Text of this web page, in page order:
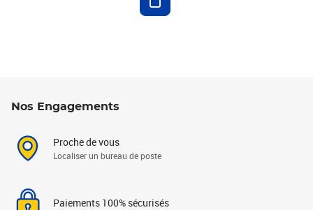
Nos Engagements
Proche de vous
Localiser un bureau de poste
Paiements 100% sécurisés